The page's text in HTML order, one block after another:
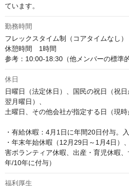
ています。
勤務時間
フレックスタイム制（コアタイムなし）
休憩時間　1時間
参考：10:00-18:30（他メンバーの標準
休日
日曜日（法定休日）、国民の祝日（祝
翌月曜日）、
土曜日、その他会社が指定する日（現時
・有給休暇：4月1日に年間20日付与。
・年末年始休暇（12月29日～1月4日）
害ボランティア休暇、出産・育児休暇
年/10年に付与）
福利厚生